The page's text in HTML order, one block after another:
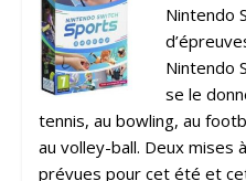
Nintendo
Nintendo
se le
tennis, au bowling, au
au volley-ball. Deux mises
prévues pour cet été et